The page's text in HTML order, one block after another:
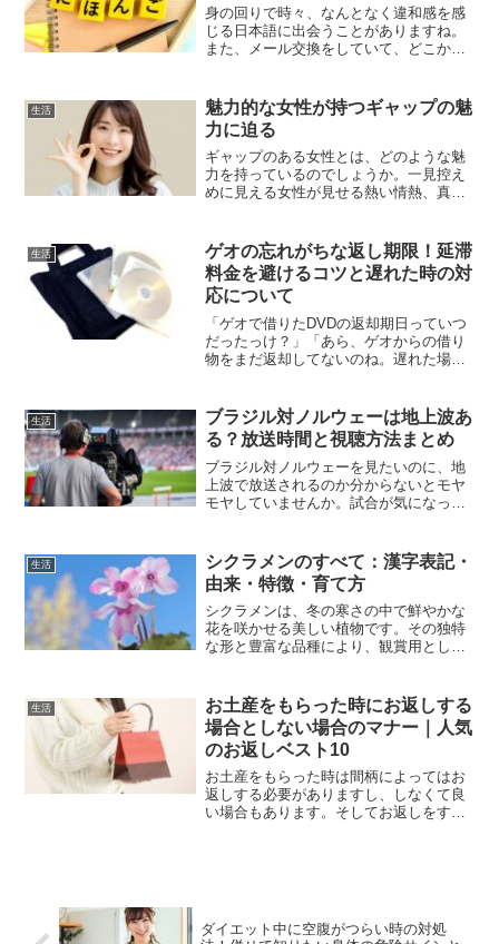
身の回りで時々、なんとなく違和感を感
じる日本語に出会うことがありますね。
また、メール交換をしていて、どこかし
の使い方で指摘を受けた経験はお持ちで
しょうか。実はこれらの現...
生活
魅力的な女性が持つギャップの魅
力に迫る
ギャップのある女性とは、どのような魅
力を持っているのでしょうか。一見控え
めに見える女性が見せる熱い情熱、真面
に秘められた深い情熱。これらの意外性
は、私たちを惹きつける要...
生活
ゲオの忘れがちな返し期限！延滞
料金を避けるコツと遅れた時の対
応について
「ゲオで借りたDVDの返却期日っていつ
だったっけ？」「あら、ゲオからの借り
物をまだ返却してないのね。遅れた場合
を見過ごしたり、まったく忘れたりする
ことが時折ありますよね...
生活
ブラジル対ノルウェーは地上波あ
る？放送時間と視聴方法まとめ
ブラジル対ノルウェーを見たいのに、地
上波で放送されるのか分からないとモヤ
モヤしていませんか。試合が気になって
ね。僕もこういうときは、放送時間だけ
でなく、配信の有無や見逃...
生活
シクラメンのすべて：漢字表記・
由来・特徴・育て方
シクラメンは、冬の寒さの中で鮮やかな
花を咲かせる美しい植物です。その独特
な形と豊富な品種により、観賞用として
彩る花として重宝されています。本記事
では、シクラメンの漢字表...
生活
お土産をもらった時にお返しする
場合としない場合のマナー｜人気
のお返しベスト10
お土産をもらった時は間柄によってはお
返しする必要がありますし、しなくて良
い場合もあります。そしてお返しをする
ダイエット中に空腹がつらい時の対処